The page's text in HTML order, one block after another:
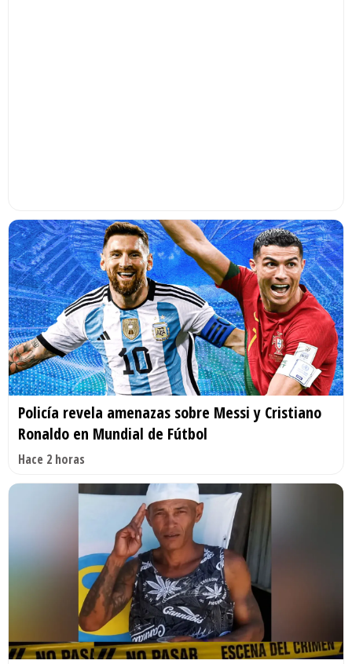
Policía revela amenazas sobre Messi y Cristiano
Ronaldo en Mundial de Fútbol
Hace 2 horas